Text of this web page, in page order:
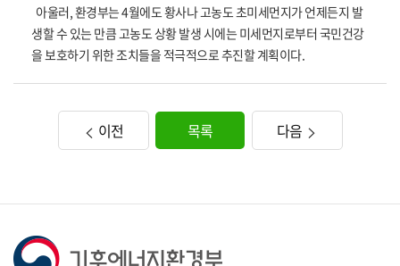
아울러, 환경부는 4월에도 황사나 고농도 초미세먼지가 언제든지 발
생할 수 있는 만큼 고농도 상황 발생 시에는 미세먼지로부터 국민건강
을 보호하기 위한 조치들을 적극적으로 추진할 계획이다.
이전 목록 다음